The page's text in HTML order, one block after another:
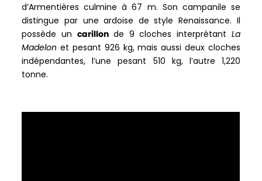
d’Armentières culmine à 67 m. Son campanile se
distingue par une ardoise de style Renaissance. Il
possède un carillonde 9 cloches interprétant La
Madelon et pesant 926 kg, mais aussi deux cloches
indépendantes, l’une pesant 510 kg, l’autre 1,220
tonne.